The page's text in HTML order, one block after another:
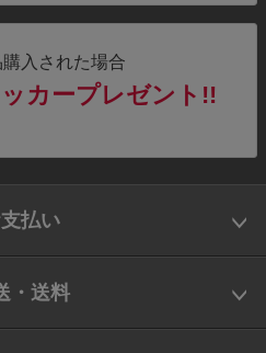
入された場合
カープレゼント!!
払い
・送料